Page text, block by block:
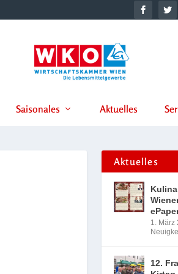
Saisonales Aktuelles
Aktuelles
1. März
12.